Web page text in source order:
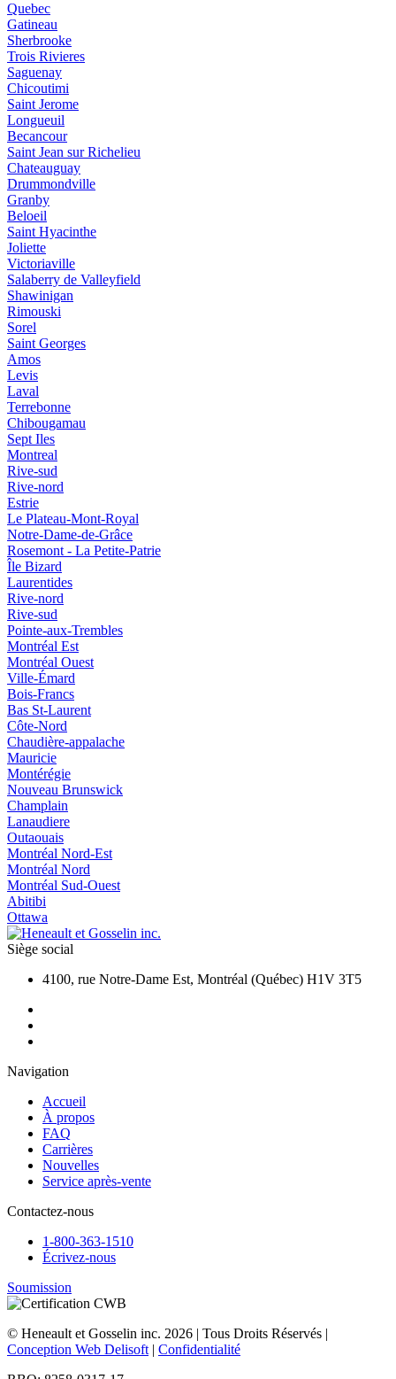
Quebec
Gatineau
Sherbrooke
Trois Rivieres
Saguenay
Chicoutimi
Saint Jerome
Longueuil
Becancour
Saint Jean sur Richelieu
Chateauguay
Drummondville
Granby
Beloeil
Saint Hyacinthe
Joliette
Victoriaville
Salaberry de Valleyfield
Shawinigan
Rimouski
Sorel
Saint Georges
Amos
Levis
Laval
Terrebonne
Chibougamau
Sept Iles
Montreal
Rive-sud
Rive-nord
Estrie
Le Plateau-Mont-Royal
Notre-Dame-de-Grâce
Rosemont - La Petite-Patrie
Île Bizard
Laurentides
Rive-nord
Rive-sud
Pointe-aux-Trembles
Montréal Est
Montréal Ouest
Ville-Émard
Bois-Francs
Bas St-Laurent
Côte-Nord
Chaudière-appalache
Mauricie
Montérégie
Nouveau Brunswick
Champlain
Lanaudiere
Outaouais
Montréal Nord-Est
Montréal Nord
Montréal Sud-Ouest
Abitibi
Ottawa
Siège social
4100, rue Notre-Dame Est, Montréal (Québec) H1V 3T5
Navigation
Accueil
À propos
FAQ
Carrières
Nouvelles
Service après-vente
Contactez-nous
1-800-363-1510
Écrivez-nous
Soumission
© Heneault et Gosselin inc. 2026 | Tous Droits Réservés |
Conception Web Delisoft | Confidentialité